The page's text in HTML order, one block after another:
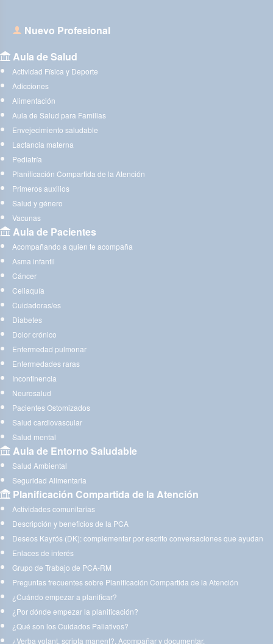
Nuevo Profesional
Aula de Salud
Actividad Física y Deporte
Adicciones
Alimentación
Aula de Salud para Familias
Envejecimiento saludable
Lactancia materna
Pediatría
Planificación Compartida de la Atención
Primeros auxilios
Salud y género
Vacunas
Aula de Pacientes
Acompañando a quien te acompaña
Asma infantil
Cáncer
Celiaquía
Cuidadoras/es
Diabetes
Dolor crónico
Enfermedad pulmonar
Enfermedades raras
Incontinencia
Neurosalud
Pacientes Ostomizados
Salud cardiovascular
Salud mental
Aula de Entorno Saludable
Salud Ambiental
Seguridad Alimentaria
Planificación Compartida de la Atención
Actividades comunitarias
Descripción y beneficios de la PCA
Deseos Kayrós (DK): complementar por escrito conversaciones que ayudan
Enlaces de interés
Grupo de Trabajo de PCA-RM
Preguntas frecuentes sobre Planificación Compartida de la Atención
¿Cuándo empezar a planificar?
¿Por dónde empezar la planificación?
¿Qué son los Cuidados Paliativos?
¿Verba volant, scripta manent?. Acompañar y documentar.